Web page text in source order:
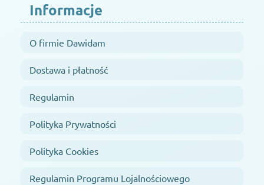
Informacje
O firmie Dawidam
Dostawa i płatność
Regulamin
Polityka Prywatności
Polityka Cookies
Regulamin Programu Lojalnościowego